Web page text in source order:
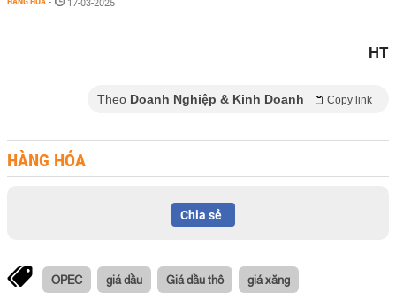
17-03-2025
HT
Theo Doanh Nghiệp & Kinh Doanh Copy link
HÀNG HÓA
Chia sẻ
OPEC giá dầu Giá dầu thô giá xăng